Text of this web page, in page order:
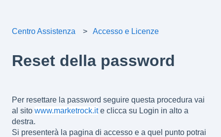
Centro Assistenza Accesso e Licenze
Reset della password
Per resettare la password seguire questa procedura vai
al sito www.marketrock.ite clicca su Login in alto a
destra.
Si presenterà la pagina di accesso e a quel punto potrai